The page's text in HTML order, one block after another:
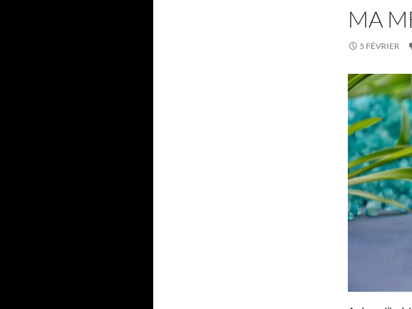
MA
5 FÉVRIER